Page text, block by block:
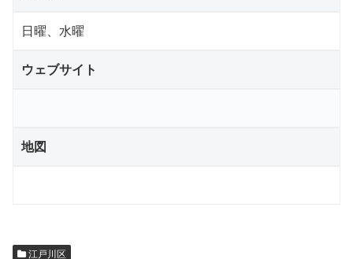
日曜、水曜
ウェブサイト
地図
江戸川区